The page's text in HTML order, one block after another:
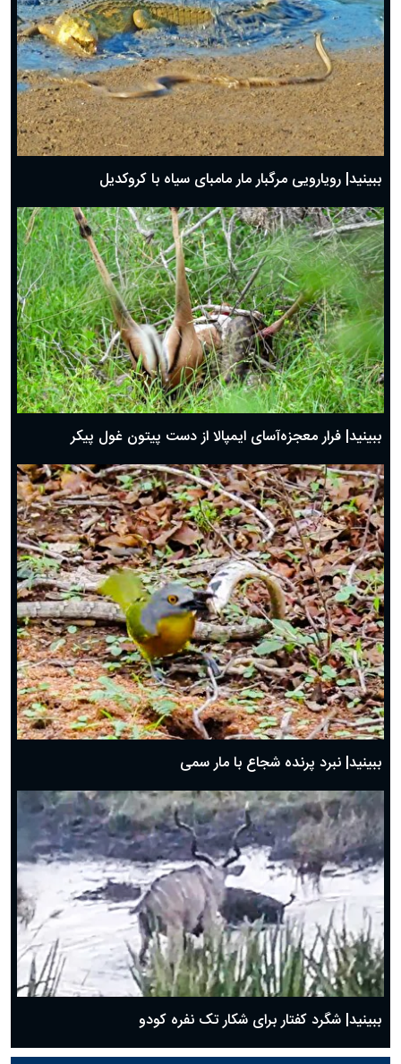
ببینید| رویارویی مرگبار مار مامبای سیاه با کروکدیل
ببینید| فرار معجزه‌آسای ایمپالا از دست پیتون غول پیکر
ببینید| نبرد پرنده شجاع با مار سمی
ببینید| شگرد کفتار برای شکار تک نفره کودو